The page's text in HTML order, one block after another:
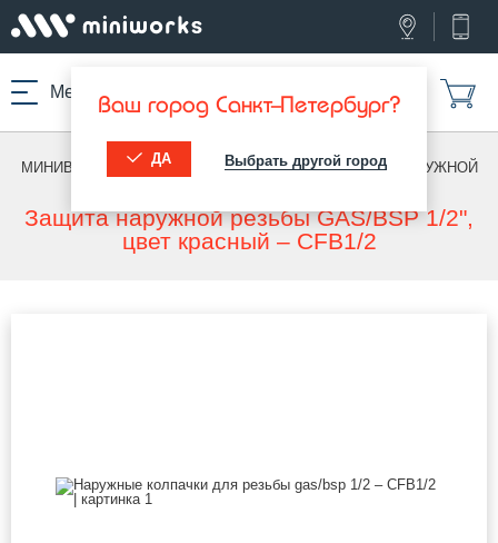
Меню Ваш город Санкт-Петербург?
ДА Выбрать другой город
МИНИВОРКС ПРО /ДЛЯ НАРУЖНОЙ РЕЗЬБЫ /ДЛЯ НАРУЖНОЙ
Защита наружной резьбы GAS/BSP 1/2",
цвет красный – CFB1/2